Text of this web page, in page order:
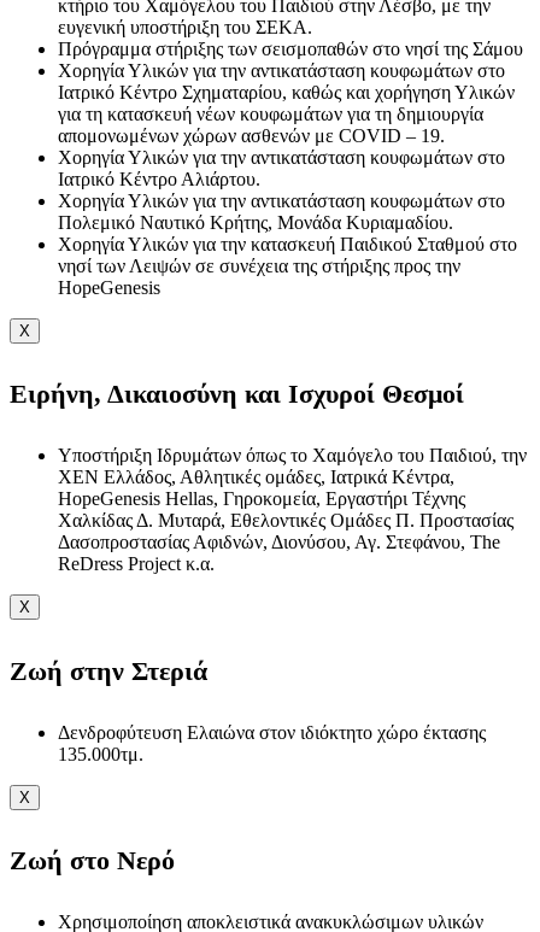
κτήριο του Χαμόγελου του Παιδιού στην Λέσβο, με την
ευγενική υποστήριξη του ΣΕΚΑ.
Πρόγραμμα στήριξης των σεισμοπαθών στο νησί της Σάμου
Χορηγία Υλικών για την αντικατάσταση κουφωμάτων στο
Ιατρικό Κέντρο Σχηματαρίου, καθώς και χορήγηση Υλικών
για τη κατασκευή νέων κουφωμάτων για τη δημιουργία
απομονωμένων χώρων ασθενών με COVID – 19.
Χορηγία Υλικών για την αντικατάσταση κουφωμάτων στο
Ιατρικό Κέντρο Αλιάρτου.
Χορηγία Υλικών για την αντικατάσταση κουφωμάτων στο
Πολεμικό Ναυτικό Κρήτης, Μονάδα Κυριαμαδίου.
Χορηγία Υλικών για την κατασκευή Παιδικού Σταθμού στο
νησί των Λειψών σε συνέχεια της στήριξης προς την
HopeGenesis
X
Ειρήνη, Δικαιοσύνη και Ισχυροί Θεσμοί
Υποστήριξη Ιδρυμάτων όπως το Χαμόγελο του Παιδιού, την
ΧΕΝ Ελλάδος, Αθλητικές ομάδες, Ιατρικά Κέντρα,
HopeGenesis Hellas, Γηροκομεία, Εργαστήρι Τέχνης
Χαλκίδας Δ. Μυταρά, Εθελοντικές Ομάδες Π. Προστασίας
Δασοπροστασίας Αφιδνών, Διονύσου, Αγ. Στεφάνου, The
ReDress Project κ.α.
X
Ζωή στην Στεριά
Δενδροφύτευση Ελαιώνα στον ιδιόκτητο χώρο έκτασης
135.000τμ.
X
Ζωή στο Νερό
Χρησιμοποίηση αποκλειστικά ανακυκλώσιμων υλικών